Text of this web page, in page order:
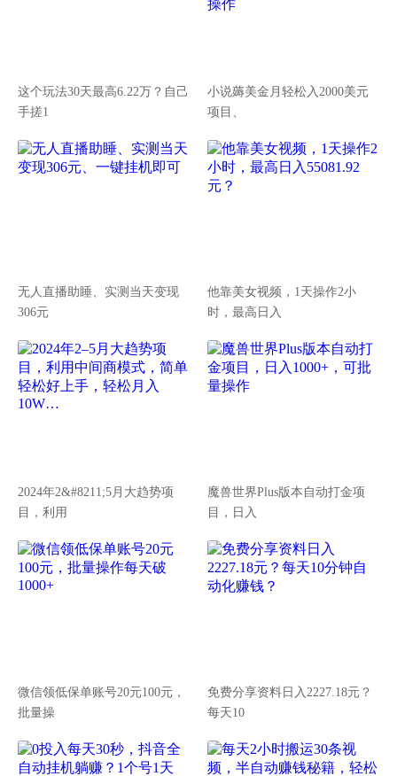
这个玩法30天最高6.22万？自己
手搓1
小说薅美金月轻松入2000美元
项目、
无人直播助睡、实测当天变现
306元
他靠美女视频，1天操作2小
时，最高日入
2024年2&#8211;5月大趋势项
目，利用
魔兽世界Plus版本自动打金项
目，日入
微信领低保单账号20元100元，
批量操
免费分享资料日入2227.18元？
每天10